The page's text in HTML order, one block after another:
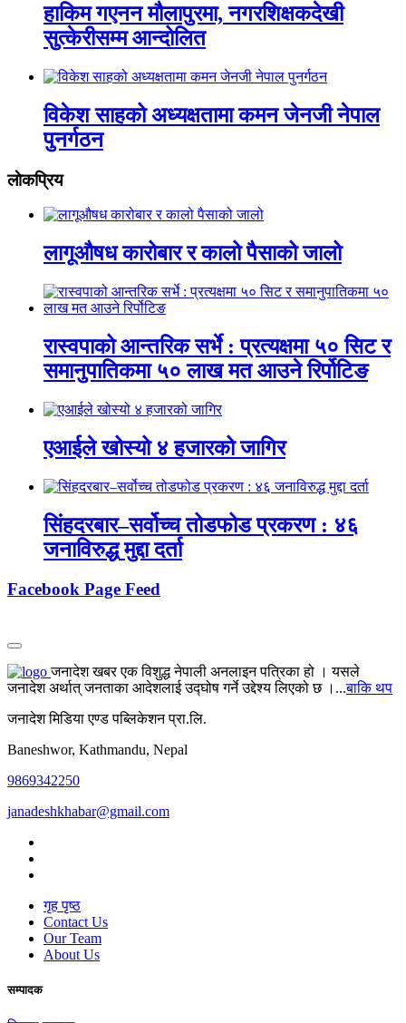
हाकिम गएनन मौलापुरमा, नगरशिक्षकदेखी
सुत्केरीसम्म आन्दोलित
विकेश साहको अध्यक्षतामा कमन जेनजी नेपाल
पुनर्गठन
लाेकप्रिय
लागूऔषध कारोबार र कालो पैसाको जालो
रास्वपाको आन्तरिक सर्भे : प्रत्यक्षमा ५० सिट र
समानुपातिकमा ५० लाख मत आउने रिर्पोटिङ
एआईले खोस्यो ४ हजारको जागिर
सिंहदरबार–सर्वोच्च तोडफोड प्रकरण : ४६
जनाविरुद्ध मुद्दा दर्ता
Facebook Page Feed
जनादेश खबर एक विशुद्ध नेपाली अनलाइन पत्रिका हो । यसले
जनादेश अर्थात् जनताका आदेशलाई उद्घोष गर्ने उद्देश्य लिएको छ ।...बाकि थप
जनादेश मिडिया एण्ड पब्लिकेशन प्रा.लि.
Baneshwor, Kathmandu, Nepal
9869342250
janadeshkhabar@gmail.com
गृह पृष्ठ
Contact Us
Our Team
About Us
सम्पादक